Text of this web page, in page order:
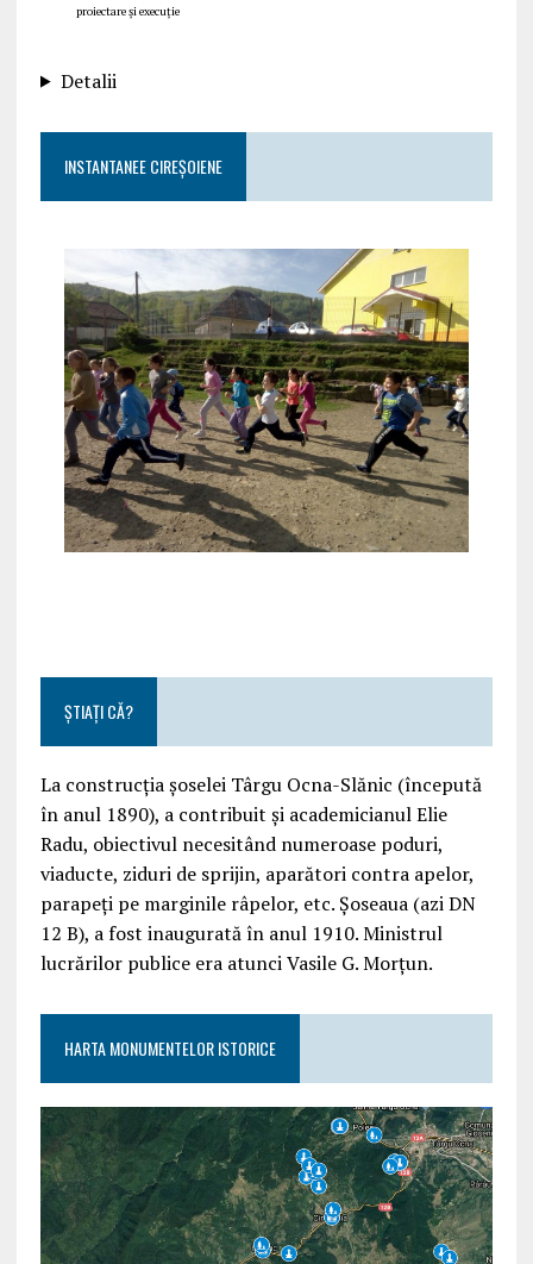
proiectare și execuție
Detalii
INSTANTANEE CIREȘOIENE
ȘTIAȚI CĂ?
La construcția șoselei Târgu Ocna-Slănic (începută
în anul 1890), a contribuit și academicianul Elie
Radu, obiectivul necesitând numeroase poduri,
viaducte, ziduri de sprijin, aparători contra apelor,
parapeți pe marginile râpelor, etc. Șoseaua (azi DN
12 B), a fost inaugurată în anul 1910. Ministrul
lucrărilor publice era atunci Vasile G. Morțun.
HARTA MONUMENTELOR ISTORICE